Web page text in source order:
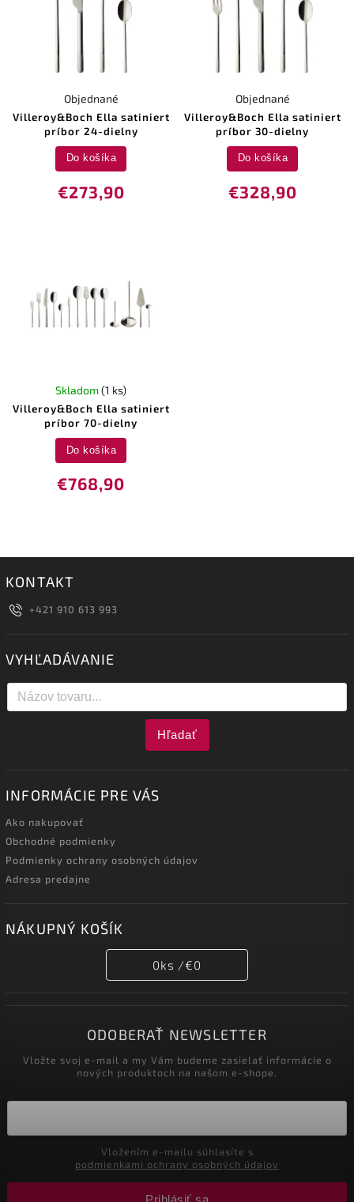
Villeroy&Boch Ella satiniert
príbor 24-dielny
Objednané
€273,90
Do košíka
Villeroy&Boch Ella satiniert
príbor 30-dielny
Objednané
€328,90
Do košíka
Villeroy&Boch Ella satiniert
príbor 70-dielny
Skladom(1 ks)
€768,90
Do košíka
KONTAKT
+421 910 613 993
VYHĽADÁVANIE
Hľadať
INFORMÁCIE PRE VÁS
Ako nakupovať
Obchodné podmienky
Podmienky ochrany osobných údajov
Adresa predajne
NÁKUPNÝ KOŠÍK
0ks /€0
ODOBERAŤ NEWSLETTER
Vložte svoj e-mail a my Vám budeme zasielať informácie o
nových produktoch na našom e-shope.
podmienkami ochrany osobných údajov